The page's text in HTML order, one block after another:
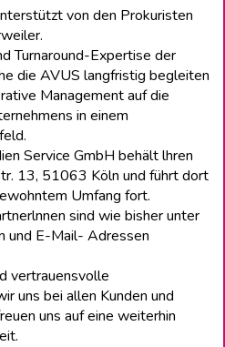
von den Prokuristen
Turnaround-Expertise der
die AVUS langfristig begleiten
Management auf die
in einem
Service GmbH behält lhren
13, 51063 Köln und führt dort
Umfang fort.
sind wie bisher unter
und E-Mail- Adressen
vertrauensvolle
uns bei allen Kunden und
uns auf eine weiterhin